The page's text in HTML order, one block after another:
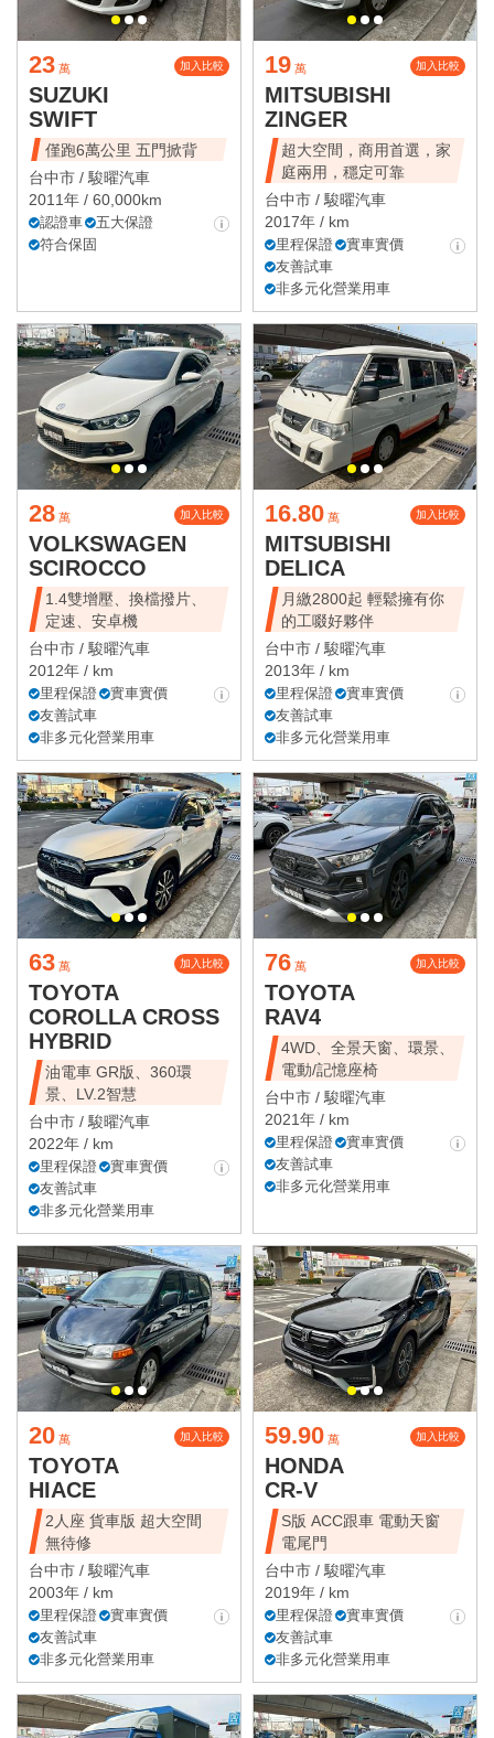
23 萬 加入比較
SUZUKI
SWIFT
僅跑6萬公里 五門掀背
台中市 /駿曜汽車
2011年 / 60,000km
認證車
五大保證
符合保固
19 萬 加入比較
MITSUBISHI
ZINGER
超大空間，商用首選，家
庭兩用，穩定可靠
台中市 /駿曜汽車
2017年 / km
里程保證
實車實價
友善試車
非多元化營業用車
28 萬 加入比較
VOLKSWAGEN
SCIROCCO
1.4雙增壓、換檔撥片、
定速、安卓機
台中市 /駿曜汽車
2012年 / km
里程保證
實車實價
友善試車
非多元化營業用車
16.80 萬 加入比較
MITSUBISHI
DELICA
月繳2800起 輕鬆擁有你
的工啜好夥伴
台中市 /駿曜汽車
2013年 / km
里程保證
實車實價
友善試車
非多元化營業用車
63 萬 加入比較
TOYOTA
COROLLA CROSS
HYBRID
油電車 GR版、360環
景、LV.2智慧
台中市 /駿曜汽車
2022年 / km
里程保證
實車實價
友善試車
非多元化營業用車
76 萬 加入比較
TOYOTA
RAV4
4WD、全景天窗、環景、
電動/記憶座椅
台中市 /駿曜汽車
2021年 / km
里程保證
實車實價
友善試車
非多元化營業用車
20 萬 加入比較
TOYOTA
HIACE
2人座 貨車版 超大空間
無待修
台中市 /駿曜汽車
2003年 / km
里程保證
實車實價
友善試車
非多元化營業用車
59.90 萬 加入比較
HONDA
CR-V
S版 ACC跟車 電動天窗
電尾門
台中市 /駿曜汽車
2019年 / km
里程保證
實車實價
友善試車
非多元化營業用車